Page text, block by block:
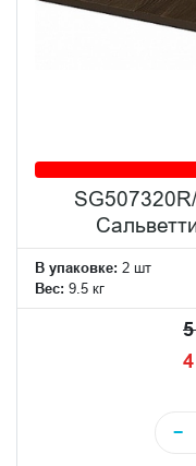
В упаковке: 2 шт
Вес: 9.5 кг
−